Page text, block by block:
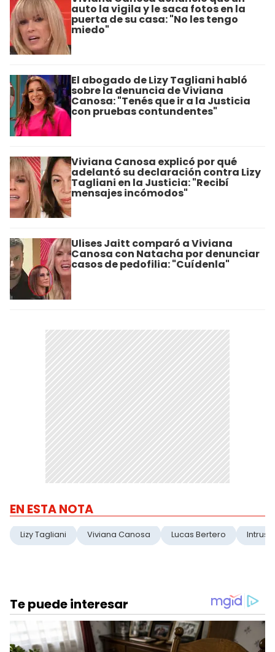
auto la vigila y le saca fotos en la
puerta de su casa: "No les tengo
miedo"
El abogado de Lizy Tagliani habló
sobre la denuncia de Viviana
Canosa: "Tenés que ir a la Justicia
con pruebas contundentes"
Viviana Canosa explicó por qué
adelantó su declaración contra Lizy
Tagliani en la Justicia: "Recibí
mensajes incómodos"
Ulises Jaitt comparó a Viviana
Canosa con Natacha por denunciar
casos de pedofilia: "Cuídenla"
EN ESTA NOTA
Lizy Tagliani Viviana Canosa Lucas Bertero